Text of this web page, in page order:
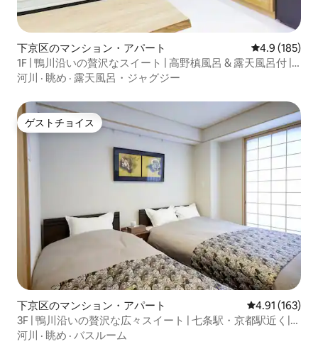
下京区のマンション・アパート レビュー185
4.9 (185)
1F | 鴨川沿いの贅沢なスイート | 高野槙風呂 & 露天風呂付 |
七条駅・京都駅近く
河川 · 眺め · 露天風呂・ジャグジー
ゲストチョイス
ゲストチョイス
下京区のマンション・アパート レビュー163
4.91 (163)
3F | 鴨川沿いの贅沢な広々スイート | 七条駅・京都駅近く|
高野槙風呂付
河川 · 眺め · バスルーム